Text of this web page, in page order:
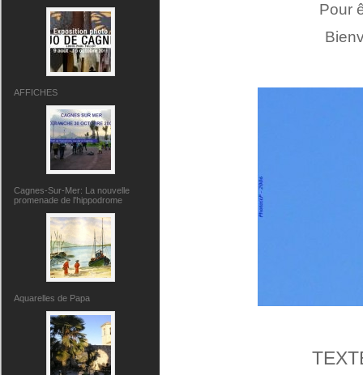
AFFICHES
Cagnes-Sur-Mer: La nouvelle
promenade de l'hippodrome
Aquarelles de Papa
Pour